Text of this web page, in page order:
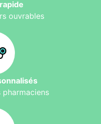
ouvrables